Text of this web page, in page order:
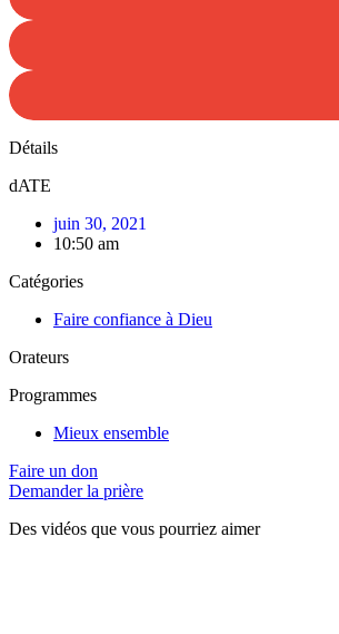
Détails
dATE
juin 30, 2021
10:50 am
Catégories
Faire confiance à Dieu
Orateurs
Programmes
Mieux ensemble
Faire un don
Demander la prière
Des vidéos que vous pourriez aimer